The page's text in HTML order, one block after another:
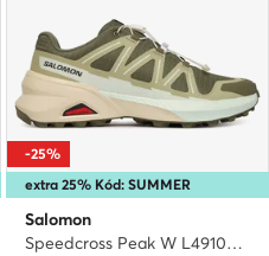
extra 25% Kód: SUMMER
-25%
Salomon
Speedcross Peak W L49102200 · Futócipő